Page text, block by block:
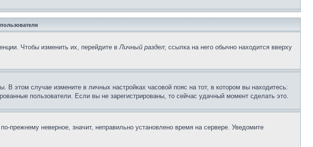
Чтобы изменить их, перейдите вЛичный раздел; ссылка на него обычно находится вверху
этом случае измените в личных настройках часовой пояс на тот, в котором вы находитесь:
пользователи. Если вы не зарегистрированы, то сейчас удачный момент сделать это.
прежнему неверное, значит, неправильно установлено время на сервере. Уведомите